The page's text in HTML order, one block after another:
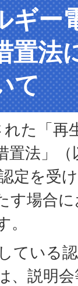
ギー
置法
て
た「再
置法」
定を受
す場合
ている
、説明